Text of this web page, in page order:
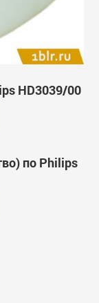
HD3039/00
по Philips